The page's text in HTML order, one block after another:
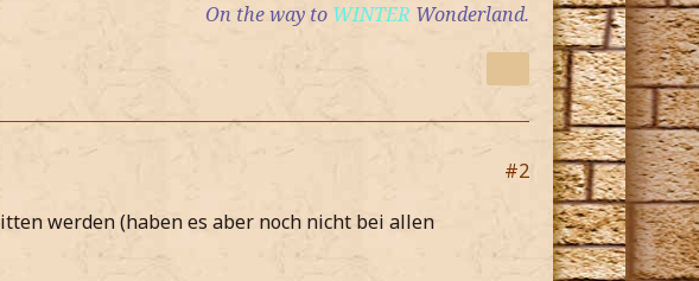
On the way to WINTER Wonderland.
#2
werden (haben es aber noch nicht bei allen